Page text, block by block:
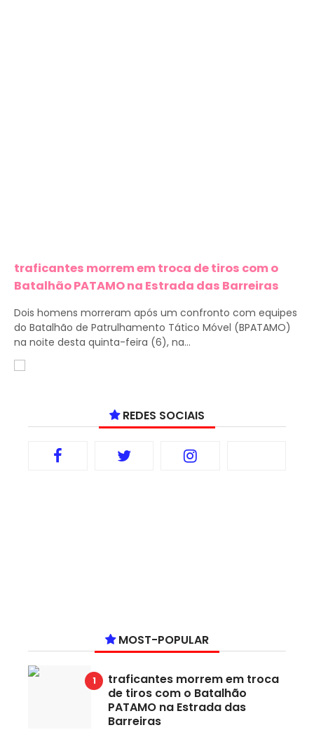
traficantes morrem em troca de tiros com o
Batalhão PATAMO na Estrada das Barreiras
Dois homens morreram após um confronto com equipes
do Batalhão de Patrulhamento Tático Móvel (BPATAMO)
na noite desta quinta-feira (6), na...
REDES SOCIAIS
MOST-POPULAR
traficantes morrem em troca
de tiros com o Batalhão
PATAMO na Estrada das
Barreiras